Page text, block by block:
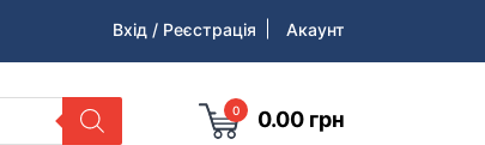
Вхід / Реєстрація Акаунт
0 0.00 грн